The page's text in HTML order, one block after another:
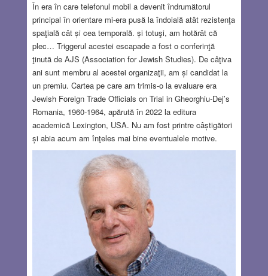
În era în care telefonul mobil a devenit îndrumătorul
principal în orientare mi-era pusă la îndoială atât rezistenţa
spaţială cât și cea temporală. și totuşi, am hotărât că
plec… Triggerul acestei escapade a fost o conferinţă
ţinută de AJS (Association for Jewish Studies). De câţiva
ani sunt membru al acestei organizaţii, am și candidat la
un premiu. Cartea pe care am trimis-o la evaluare era
Jewish Foreign Trade Officials on Trial in Gheorghiu-Dej’s
Romania, 1960-1964, apărută în 2022 la editura
academică Lexington, USA. Nu am fost printre câștigători
și abia acum am înţeles mai bine eventualele motive.
Conferinţa s-a ţinut la Washington înrte 14-16 decembrie.
Am profitat de zborul transatlantic să mă întâlnesc cu
câțiva prieteni. Timpul şi şansa de a face asemenea
călătorii se contractă cu o viteză necunoscută şi nu pot să
știu ce a mai rămas înainte. Periplul american a început
cu o oprire de câteva ore la Boston, de unde am continuat
zborul spre Omaha, Nebraska, apoi la Washington DC., la
conferinţă, şi în cele din urmă la New York.
FEB 5, 2026 19 COMMENTS